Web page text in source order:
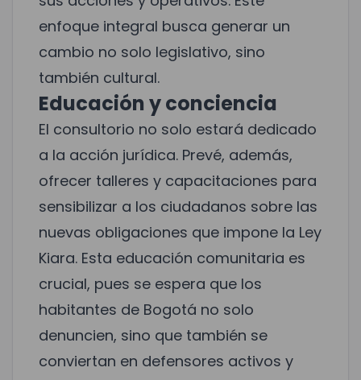
enfoque integral busca generar un
cambio no solo legislativo, sino
también cultural.
Educación y conciencia
El consultorio no solo estará dedicado
a la acción jurídica. Prevé, además,
ofrecer talleres y capacitaciones para
sensibilizar a los ciudadanos sobre las
nuevas obligaciones que impone la Ley
Kiara. Esta educación comunitaria es
crucial, pues se espera que los
habitantes de Bogotá no solo
denuncien, sino que también se
conviertan en defensores activos y